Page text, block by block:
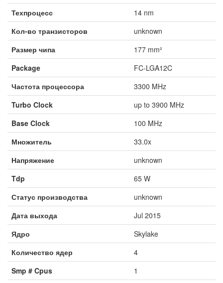
Техпроцесс
14 nm
Кол-во транзисторов
unknown
Размер чипа
177 mm²
Package
FC-LGA12C
Частота процессора
3300 MHz
Turbo Clock
up to 3900 MHz
Base Clock
100 MHz
Множитель
33.0x
Напряжение
unknown
Tdp
65 W
Статус производства
unknown
Дата выхода
Jul 2015
Ядро
Skylake
Количество ядер
4
Smp # Cpus
1